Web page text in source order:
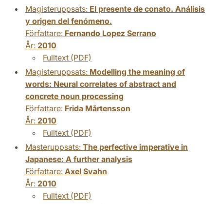
Magisteruppsats: El presente de conato. Análisis
y origen del fenómeno.
Författare: Fernando Lopez Serrano
År: 2010
Fulltext (PDF)
Magisteruppsats: Modelling the meaning of
words: Neural correlates of abstract and
concrete noun processing
Författare: Frida Mårtensson
År: 2010
Fulltext (PDF)
Masteruppsats: The perfective imperative in
Japanese: A further analysis
Författare: Axel Svahn
År: 2010
Fulltext (PDF)